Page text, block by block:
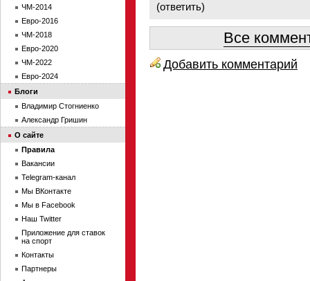
(ответить)
Все
Добавить комментарий
ЧМ-2014
Евро-2016
ЧМ-2018
Евро-2020
ЧМ-2022
Евро-2024
Блоги
Владимир Стогниенко
Александр Гришин
О сайте
Правила
Вакансии
Telegram-канал
Мы ВКонтакте
Мы в Facebook
Наш Twitter
Приложение для ставок
на спорт
Контакты
Партнеры